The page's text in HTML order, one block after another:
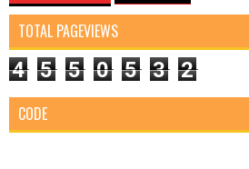
TOTAL PAGEVIEWS
4 5 5 0 5 3 2
CODE